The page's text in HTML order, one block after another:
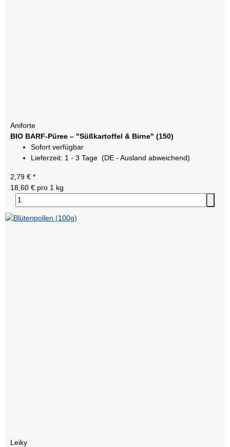
Aniforte
BIO BARF-Püree – "Süßkartoffel & Birne" (150)
Sofort verfügbar
Lieferzeit: 1 - 3 Tage (DE - Ausland abweichend)
2,79 € *
18,60 € pro 1 kg
Leiky